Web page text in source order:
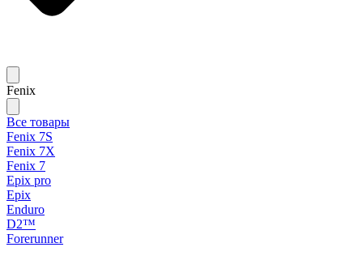
Fenix
Все товары
Fenix 7S
Fenix 7X
Fenix 7
Epix pro
Epix
Enduro
D2™
Forerunner